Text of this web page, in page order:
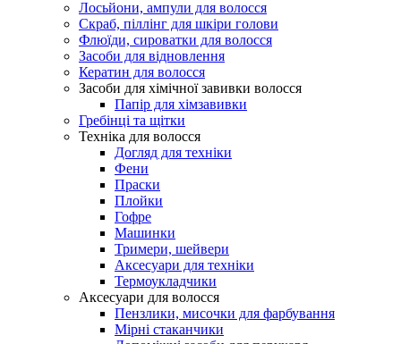
Лосьйони, ампули для волосся
Скраб, піллінг для шкіри голови
Флюїди, сироватки для волосся
Засоби для відновлення
Кератин для волосся
Засоби для хімічної завивки волосся
Папір для хімзавивки
Гребінці та щітки
Техніка для волосся
Догляд для техніки
Фени
Праски
Плойки
Гофре
Машинки
Тримери, шейвери
Аксесуари для техніки
Термоукладчики
Аксесуари для волосся
Пензлики, мисочки для фарбування
Мірні стаканчики